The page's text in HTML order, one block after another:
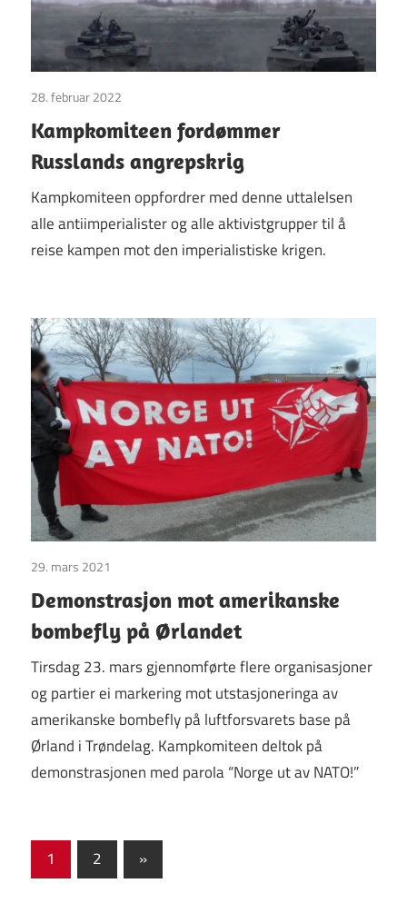
28. februar 2022
Kampkomiteen fordømmer
Russlands angrepskrig
Kampkomiteen oppfordrer med denne uttalelsen
alle antiimperialister og alle aktivistgrupper til å
reise kampen mot den imperialistiske krigen.
29. mars 2021
Demonstrasjon mot amerikanske
bombefly på Ørlandet
Tirsdag 23. mars gjennomførte flere organisasjoner
og partier ei markering mot utstasjoneringa av
amerikanske bombefly på luftforsvarets base på
Ørland i Trøndelag. Kampkomiteen deltok på
demonstrasjonen med parola “Norge ut av NATO!”
Sidepaginering
1 2
Next
Posts
»